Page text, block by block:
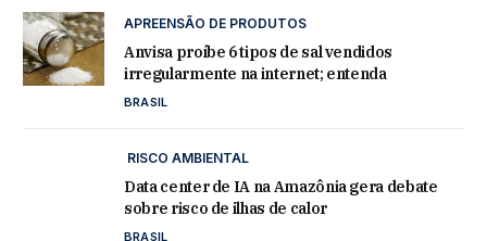
APREENSÃO DE PRODUTOS
Anvisa proíbe 6 tipos de sal vendidos
irregularmente na internet; entenda
BRASIL
RISCO AMBIENTAL
Data center de IA na Amazônia gera debate
sobre risco de ilhas de calor
BRASIL